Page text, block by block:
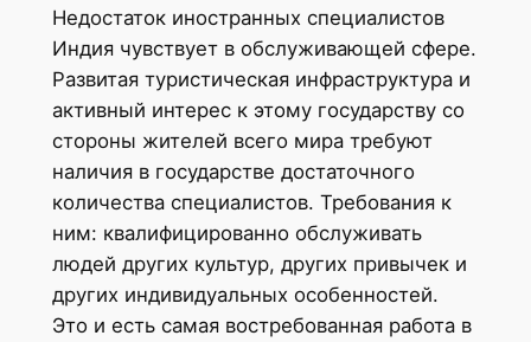
Недостаток иностранных специалистов
Индия чувствует в обслуживающей сфере.
Развитая туристическая инфраструктура и
активный интерес к этому государству со
стороны жителей всего мира требуют
наличия в государстве достаточного
количества специалистов. Требования к
ним: квалифицированно обслуживать
людей других культур, других привычек и
других индивидуальных особенностей.
Это и есть самая востребованная работа в